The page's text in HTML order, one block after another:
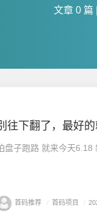
文章 0 篇
往下翻了，最好的
盘子跑路 就来今天6.18
首码推荐 / 首码项目 /